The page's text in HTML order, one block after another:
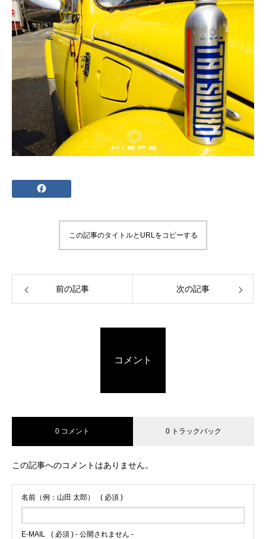
この記事のタイトルとURLをコピーする
前の記事 次の記事
コメント
0 コメント 0 トラックバック
この記事へのコメントはありません。
名前（例：山田 太郎） ( 必須 )
E-MAIL ( 必須 ) - 公開されません -